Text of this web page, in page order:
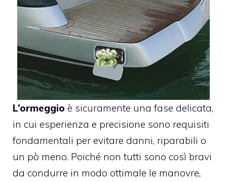
L’ormeggio è sicuramente una fase delicata,
in cui esperienza e precisione sono requisiti
fondamentali per evitare danni, riparabili o
un pò meno. Poiché non tutti sono così bravi
da condurre in modo ottimale le manovre,